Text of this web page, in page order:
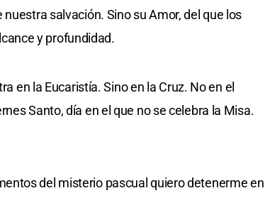
salvación. Sino su Amor, del que los
y profundidad.
en la Eucaristía. Sino en la Cruz. No en el
Santo, día en el que no se celebra la Misa.
del misterio pascual quiero detenerme en